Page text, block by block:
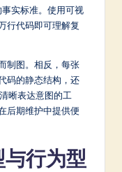
事实标准。使用可视
行代码即可理解复
制图。相反，每张
码的静态结构，还
晰表达意图的工
后期维护中提供便
行为型